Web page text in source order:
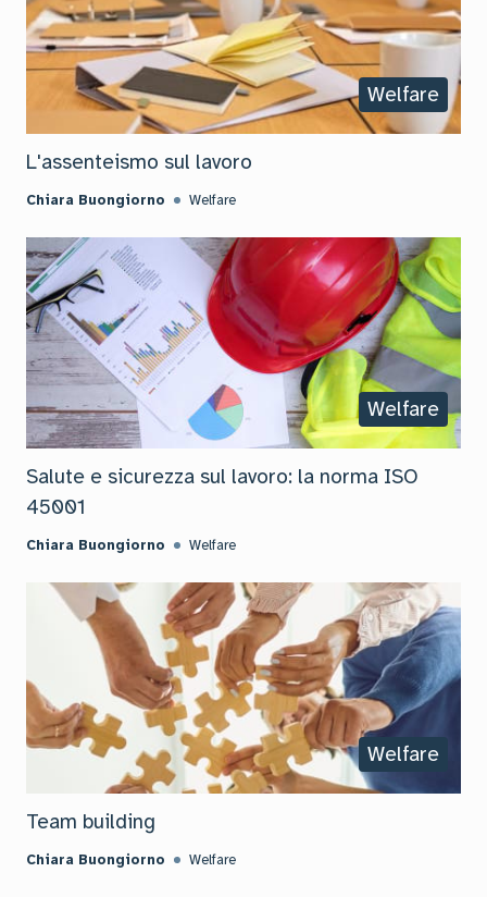
Welfare
L'assenteismo sul lavoro
Chiara Buongiorno Welfare
Welfare
Salute e sicurezza sul lavoro: la norma ISO
45001
Chiara Buongiorno Welfare
Welfare
Team building
Chiara Buongiorno Welfare